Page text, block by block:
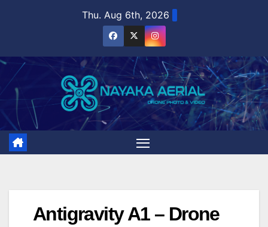
Thu. Aug 6th, 2026
Antigravity A1 – Drone